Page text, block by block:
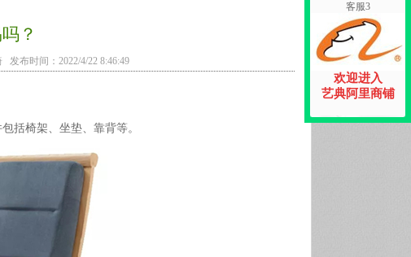
？
发布时间：2022/4/22 8:46:49
括椅架、坐垫、靠背等。
客服3
欢迎进入
艺典阿里商铺